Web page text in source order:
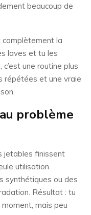
beaucoup de
complètement la
laves et tu les
une routine plus
répétées et une vraie
problème
jetables finissent
utilisation.
synthétiques ou des
Résultat : tu
mais peu